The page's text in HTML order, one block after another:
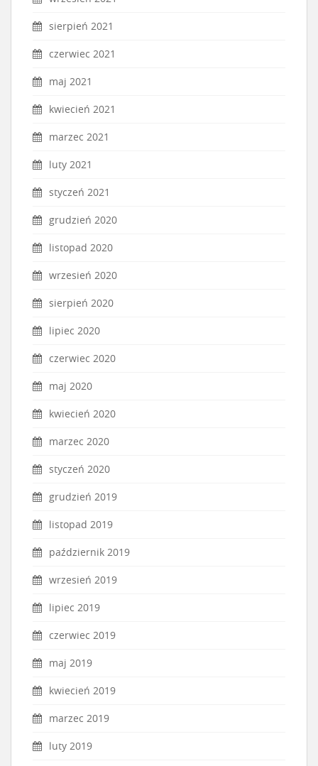
sierpień 2021
czerwiec 2021
maj 2021
kwiecień 2021
marzec 2021
luty 2021
styczeń 2021
grudzień 2020
listopad 2020
wrzesień 2020
sierpień 2020
lipiec 2020
czerwiec 2020
maj 2020
kwiecień 2020
marzec 2020
styczeń 2020
grudzień 2019
listopad 2019
październik 2019
wrzesień 2019
lipiec 2019
czerwiec 2019
maj 2019
kwiecień 2019
marzec 2019
luty 2019